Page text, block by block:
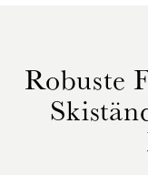
Robuste